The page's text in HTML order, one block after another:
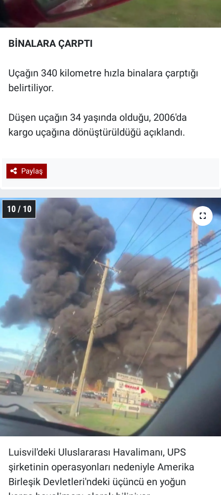
BİNALARA ÇARPTI
Uçağın 340 kilometre hızla binalara çarptığı
belirtiliyor.
Düşen uçağın 34 yaşında olduğu, 2006'da
kargo uçağına dönüştürüldüğü açıklandı.
Paylaş
10 / 10
Luisvil'deki Uluslararası Havalimanı, UPS
şirketinin operasyonları nedeniyle Amerika
Birleşik Devletleri'ndeki üçüncü en yoğun